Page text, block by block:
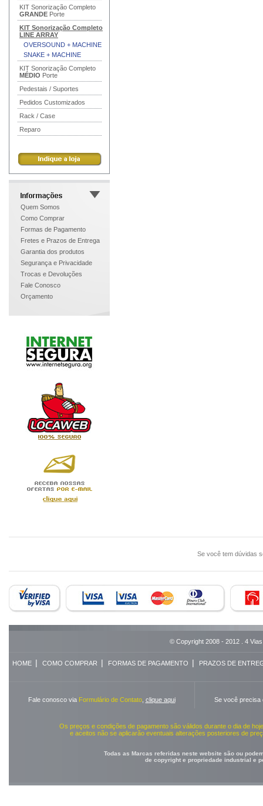
KIT Sonorização Completo
GRANDE Porte
KIT Sonorização Completo
LINE ARRAY
OVERSOUND + MACHINE
SNAKE + MACHINE
KIT Sonorização Completo
MÉDIO Porte
Pedestais / Suportes
Pedidos Customizados
Rack / Case
Reparo
Quem Somos
Como Comprar
Formas de Pagamento
Fretes e Prazos de Entrega
Garantia dos produtos
Segurança e Privacidade
Trocas e Devoluções
Fale Conosco
Orçamento
Se você tem dúvidas
© Copyright 2008 - 2012 . 4
HOME| COMO COMPRAR | FORMAS DE PAGAMENTO | PRAZOS DE
Fale conosco via Formulário de Contato, clique aqui Se você precisa
Os preços e condições de pagamento são válidos durante o dia de
e aceitos não se aplicarão eventuais alterações posteriores de
Todas as Marcas referidas neste website são ou
de copyright e propriedade industrial e